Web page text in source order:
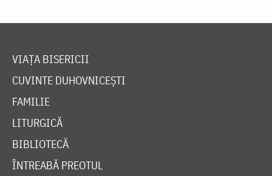
VIAȚA BISERICII
CUVINTE DUHOVNICEȘTI
FAMILIE
LITURGICĂ
BIBLIOTECĂ
ÎNTREABĂ PREOTUL